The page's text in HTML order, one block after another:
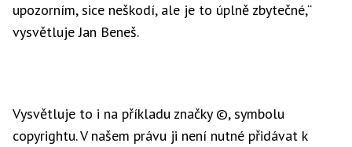
upozorním, sice neškodí, ale je to úplně zbytečné,“
vysvětluje Jan Beneš.
Vysvětluje to i na příkladu značky ©, symbolu
copyrightu. V našem právu ji není nutné přidávat k